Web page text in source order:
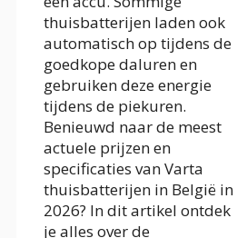
thuisbatterijen laden ook
automatisch op tijdens de
goedkope daluren en
gebruiken deze energie
tijdens de piekuren.
Benieuwd naar de meest
actuele prijzen en
specificaties van Varta
thuisbatterijen in België in
2026? In dit artikel ontdek
je alles over de